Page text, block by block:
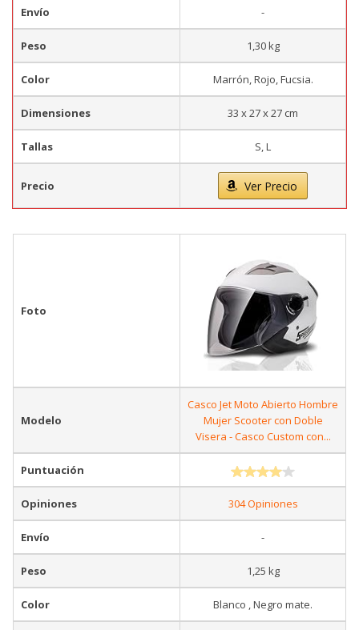
Envío -
Peso 1,30 kg
Color Marrón, Rojo, Fucsia.
Dimensiones 33 x 27 x 27 cm
Tallas S, L
Precio Ver Precio
Foto
Modelo
Casco Jet Moto Abierto Hombre
Mujer Scooter con Doble
Visera - Casco Custom con...
Puntuación
Opiniones 304 Opiniones
Envío -
Peso 1,25 kg
Color Blanco , Negro mate.